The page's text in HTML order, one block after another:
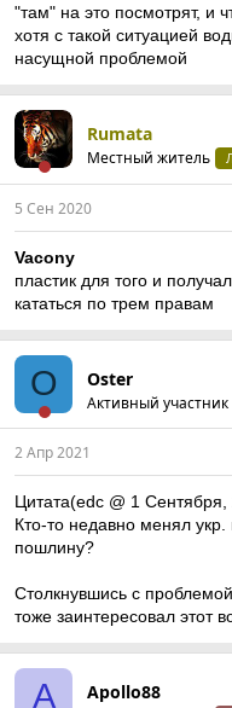
"там" на это посмотрят, и
хотя с такой ситуацией
насущной проблемой
Rumata
Местный житель
5 Сен 2020
Vacony
пластик для того и
кататься по трем правам
O Oster
Активный участник
2 Апр 2021
Цитата(edc @ 1
Кто-то недавно менял
пошлину?
Столкнувшись с
тоже заинтересовал этот
A Apollo88